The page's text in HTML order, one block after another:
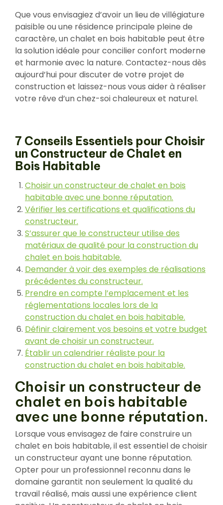
Que vous envisagiez d’avoir un lieu de villégiature
paisible ou une résidence principale pleine de
caractère, un chalet en bois habitable peut être
la solution idéale pour concilier confort moderne
et harmonie avec la nature. Contactez-nous dès
aujourd’hui pour discuter de votre projet de
construction et laissez-nous vous aider à réaliser
votre rêve d’un chez-soi chaleureux et naturel.
7 Conseils Essentiels pour Choisir
un Constructeur de Chalet en
Bois Habitable
Choisir un constructeur de chalet en bois
habitable avec une bonne réputation.
Vérifier les certifications et qualifications du
constructeur.
S’assurer que le constructeur utilise des
matériaux de qualité pour la construction du
chalet en bois habitable.
Demander à voir des exemples de réalisations
précédentes du constructeur.
Prendre en compte l’emplacement et les
réglementations locales lors de la
construction du chalet en bois habitable.
Définir clairement vos besoins et votre budget
avant de choisir un constructeur.
Établir un calendrier réaliste pour la
construction du chalet en bois habitable.
Choisir un constructeur de
chalet en bois habitable
avec une bonne réputation.
Lorsque vous envisagez de faire construire un
chalet en bois habitable, il est essentiel de choisir
un constructeur ayant une bonne réputation.
Opter pour un professionnel reconnu dans le
domaine garantit non seulement la qualité du
travail réalisé, mais aussi une expérience client